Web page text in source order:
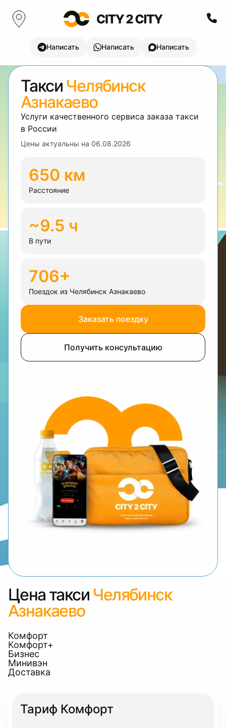
Написать Написать Написать
Такси Челябинск
Азнакаево
Услуги качественного сервиса заказа такси
в России
Цены актуальны на 06.08.2026
650 км
Расстояние
~9.5 ч
В пути
706+
Поездок из Челябинск Азнакаево
Заказать поездку
Получить консультацию
Цена такси Челябинск
Азнакаево
Комфорт
Комфорт+
Бизнес
Минивэн
Доставка
Тариф Комфорт